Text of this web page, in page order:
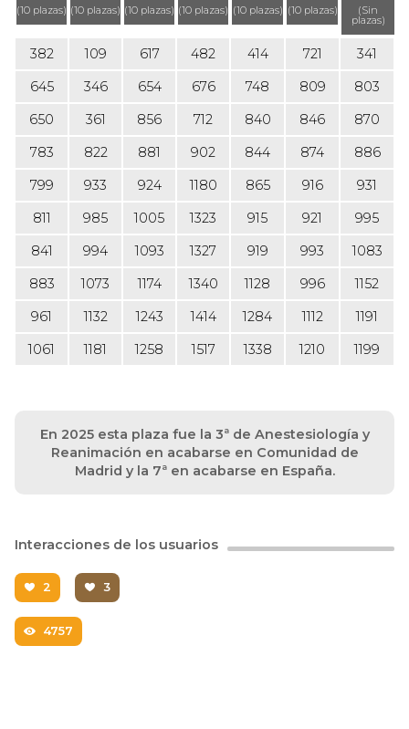
(10 plazas) (10 plazas) (10 plazas) (10 plazas) (10 plazas) (10 plazas) (Sin
plazas)
382 109 617 482 414 721
341
645
346 654 676 748 809
803
650
361 856 712 840 846
870
783
822 881 902 844 874
886
799
933 924 1180 865 916
931
811
985 1005 1323 915 921
995
841
994 1093 1327 919 993
1083
883
1073 1174 1340 1128 996
1152
961
1132 1243 1414 1284 1112
1191
1061
1181 1258 1517 1338 1210 1199
En 2025 esta plaza fue la 3ª de Anestesiología y
Reanimación en acabarse en Comunidad de
Madrid y la 7ª en acabarse en España.
Interacciones de los usuarios
2 3
4757